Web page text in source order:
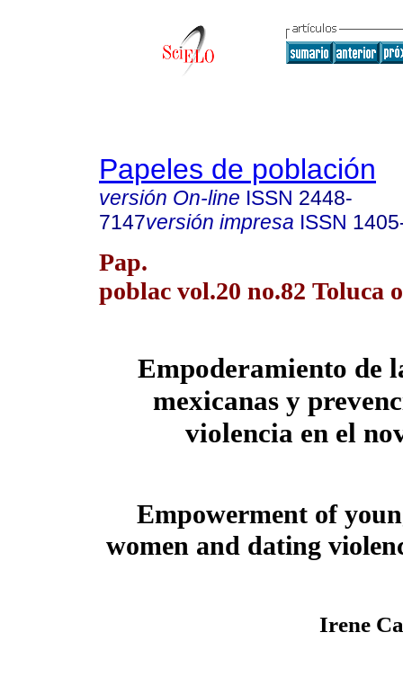
Papeles de población
versión On-line ISSN 2448-
7147versión impresa ISSN
Pap.
poblac vol.20 no.82 Toluca
Empoderamiento de
mexicanas y
violencia en el
Empowerment of
women and dating
Irene